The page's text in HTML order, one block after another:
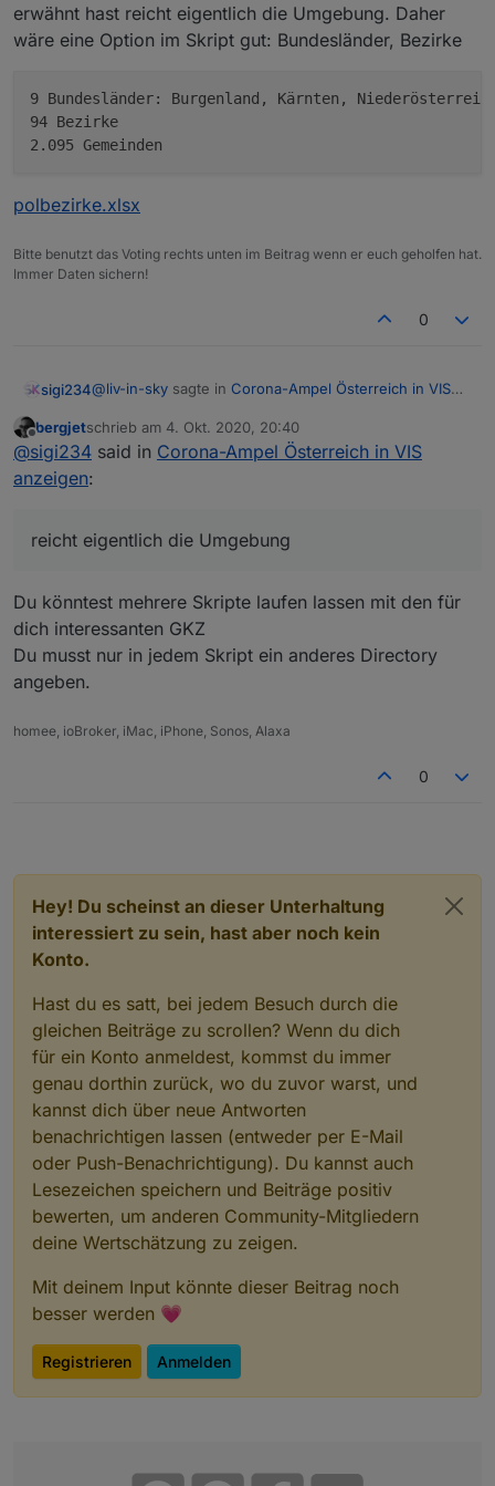
erwähnt hast reicht eigentlich die Umgebung. Daher
wäre eine Option im Skript gut: Bundesländer, Bezirke
9 Bundesländer: Burgenland, Kärnten,
94 Bezirke
polbezirke.xlsx
Bitte benutzt das Voting rechts unten im Beitrag wenn er euch geholfen hat.
Immer Daten sichern!
0
sigi234@liv-in-sky sagte in Corona-Ampel Österreich in VIS
@sigi234
script)
sortierung, die du über vis steuern kannst
Ja
nach was sortieren ?warnstufe, gkz, ort ?
meinem standort los ist
Ja
(bzw, arbeit verwandschaft,..) - in der vis: eine ampel
für meinen standort und außenrum die nachbar-
an gesuchten gebieten als datenpunkte darzustellen
oder die tabelle nur mit den werten , die mich
interessieren - es sin in der tabelle über 2000
datensätze -wer wird das jemals ansehen ? sind
da nur 10 werte oder so, in der tabelle, mit
farbigen punkten, wäre interessanter und man
Ja , ich brauche nicht ganz Österreich. Wie du schon
erwähnt hast reicht eigentlich die Umgebung. Daher
wäre eine Option im Skript gut: Bundesländer, Bezirke
9 Bundesländer: Burgenland, Kärnten,
94 Bezirke
polbezirke.xlsx
Offline
bergjetschrieb am 4. Okt. 2020, 20:40
zuletzt editiert von
@sigi234 said in Corona-Ampel Österreich in VIS
anzeigen:
reicht eigentlich die Umgebung
Du könntest mehrere Skripte laufen lassen mit den für
dich interessanten GKZ
Du musst nur in jedem Skript ein anderes Directory
angeben.
homee, ioBroker, iMac, iPhone, Sonos, Alaxa
0
Hey! Du scheinst an dieser Unterhaltung
interessiert zu sein, hast aber noch kein
Konto.
Hast du es satt, bei jedem Besuch durch die
gleichen Beiträge zu scrollen? Wenn du dich
für ein Konto anmeldest, kommst du immer
genau dorthin zurück, wo du zuvor warst, und
kannst dich über neue Antworten
benachrichtigen lassen (entweder per E-Mail
oder Push-Benachrichtigung). Du kannst auch
Lesezeichen speichern und Beiträge positiv
bewerten, um anderen Community-Mitgliedern
deine Wertschätzung zu zeigen.
Mit deinem Input könnte dieser Beitrag noch
besser werden 💗
Registrieren Anmelden